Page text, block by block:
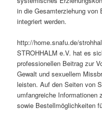
in die Gesamterziehung von
integriert werden.
http://home.snafu.de/
STROHHALM e.V. hat es
professionellen Beitrag zur
Gewalt und sexuellem
leisten. Auf den Seiten von
umfangreiche Informationen
sowie Bestellmöglichkeiten